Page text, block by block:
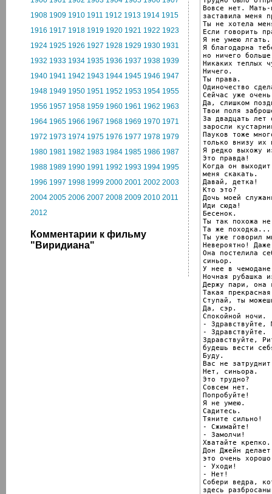
1908 1909 1910 1911 1912 1913 1914 1915
1916 1917 1918 1919 1920 1921 1922 1923
1924 1925 1926 1927 1928 1929 1930 1931
1932 1933 1934 1935 1936 1937 1938 1939
1940 1941 1942 1943 1944 1945 1946 1947
1948 1949 1950 1951 1952 1953 1954 1955
1956 1957 1958 1959 1960 1961 1962 1963
1964 1965 1966 1967 1968 1969 1970 1971
1972 1973 1974 1975 1976 1977 1978 1979
1980 1981 1982 1983 1984 1985 1986 1987
1988 1989 1990 1991 1992 1993 1994 1995
1996 1997 1998 1999 2000 2001 2002 2003
2004 2005 2006 2007 2008 2009 2010 2011
2012
Комментарии к фильму
"Виридиана"
Вовсе нет. Мать-
заставила меня
Ты не хотела
Если говорить
Я не умею лгать.
Я благодарна
но ничего
Никаких теплых
Ничего.
Ты права.
Одиночество
Сейчас уже
Да, слишком
Твои поля
За двадцать лет
заросли
Пауков тоже
только внизу их
Я редко выхожу
Это правда!
Когда он
меня скакать.
Давай, детка!
Кто это?
Дочь моей
Иди сюда!
Бесенок.
Ты так похожа
Та же походка...
Ты уже говорил
Невероятно!
Она постелила
синьор.
У нее в
Ночная рубашка
Держу пари, она
Такая
Ступай, ты
Да, сэр.
Спокойной ночи.
- Здравствуйте,
- Здравствуйте.
Здравствуйте,
будешь вести
Буду.
Вас не
Нет, синьора.
Это трудно?
Совсем нет.
Попробуйте!
Я не умею.
Садитесь.
Тяните сильно!
- Сжимайте!
- Замолчи!
Хватайте крепко.
Дон Джейн делает
это очень
- Уходи!
- Нет!
Собери ведра,
здесь